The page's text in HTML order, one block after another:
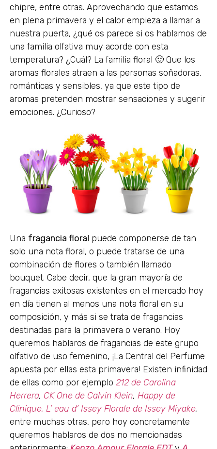
chipre, entre otras. Aprovechando que estamos
en plena primavera y el calor empieza a llamar a
nuestra puerta, ¿qué os parece si os hablamos de
una familia olfativa muy acorde con esta
temperatura? ¿Cuál? La familia floral 🙂 Que los
aromas florales atraen a las personas soñadoras,
románticas y sensibles, ya que este tipo de
aromas pretenden mostrar sensaciones y sugerir
emociones. ¿Curioso?
Una fragancia floral puede componerse de tan
solo una nota floral, o puede tratarse de una
combinación de flores o también llamado
bouquet. Cabe decir, que la gran mayoría de
fragancias exitosas existentes en el mercado hoy
en día tienen al menos una nota floral en su
composición, y más si se trata de fragancias
destinadas para la primavera o verano. Hoy
queremos hablaros de fragancias de este grupo
olfativo de uso femenino, ¡La Central del Perfume
apuesta por ellas esta primavera! Existen infinidad
de ellas como por ejemplo 212 de Carolina
Herrera, CK One de Calvin Klein, Happy de
Clinique, L’ eau d’ Issey Florale de Issey Miyake,
entre muchas otras, pero hoy concretamente
queremos hablaros de dos no mencionadas